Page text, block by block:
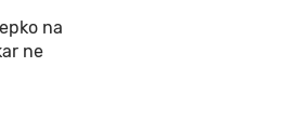
na
ne